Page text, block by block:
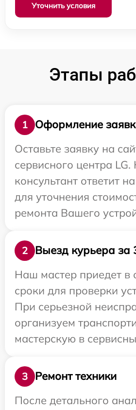
Уточнить условия
Этапы
1
Оформление
Оставьте заявку на
сервисного центра
консультант ответит
для уточнения
ремонта Вашего
2
Выезд курьера за
Наш мастер приедет в
сроки для проверки
При серьезной
организуем
мастерскую в
3
Ремонт техники
После детального